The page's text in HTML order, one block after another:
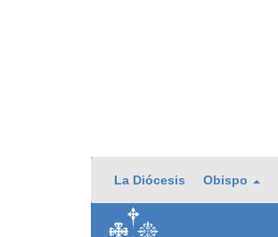
La Diócesis Obispo